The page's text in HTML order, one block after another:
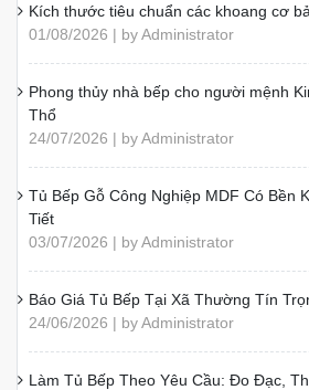
Kích thước tiêu chuẩn các khoang cơ
01/08/2026 | by Administrator
Phong thủy nhà bếp cho người mệnh
Thổ
24/07/2026 | by Administrator
Tủ Bếp Gỗ Công Nghiệp MDF Có Bền
Tiết
03/07/2026 | by Administrator
Báo Giá Tủ Bếp Tại Xã Thường Tín
24/06/2026 | by Administrator
Làm Tủ Bếp Theo Yêu Cầu: Đo Đạc,